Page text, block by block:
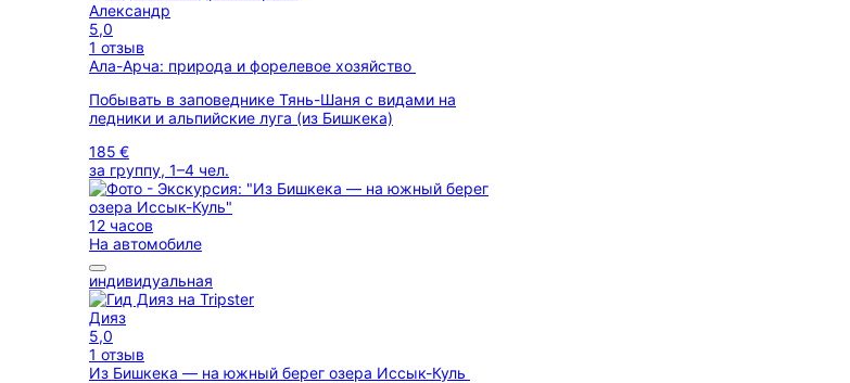
Александр
5,0
1 отзыв
Ала-Арча: природа и форелевое хозяйство
Побывать в заповеднике Тянь-Шаня с видами на
ледники и альпийские луга (из Бишкека)
185 €
за группу, 1–4 чел.
12 часов
На автомобиле
индивидуальная
Дияз
5,0
1 отзыв
Из Бишкека — на южный берег озера Иссык-Куль